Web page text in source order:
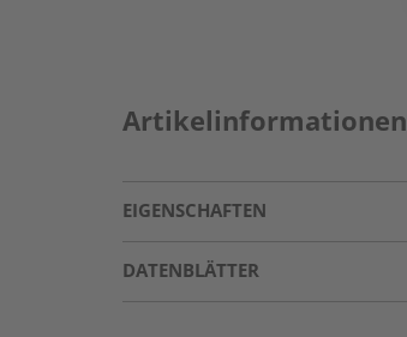
Artikelinformationen
EIGENSCHAFTEN
DATENBLÄTTER